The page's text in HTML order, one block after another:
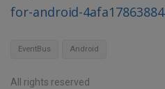
for-android-4afa17863884
EventBus Android
All rights reserved